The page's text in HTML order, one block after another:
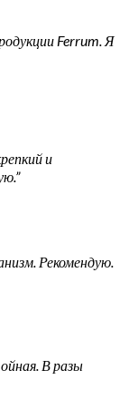
Ferrum. Я
и
Рекомендую.
В разы